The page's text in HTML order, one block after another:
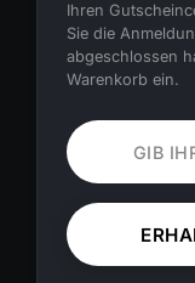
Ihren
Sie die
abgeschlossen
Warenkorb ein.